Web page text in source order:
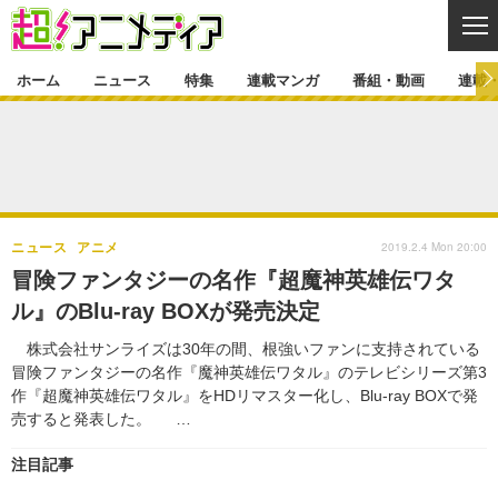
ゲーム・アプリ マンガ
グッズ
声優 コスプレ
舞台 新帝スタ
特集一覧 カバー
ラキりす
連載マンガ
連載一覧
番組・動画
番組・動画一覧
動画
連載・ブログ
連載・ブログ一覧 コラム
編集部ブログ・お知らせ
ホーム ニュース 特集 連載マンガ 番組・動画 連載
冒険ファンタジーの名作『超魔神英雄伝ワタ
ル』のBlu-ray BOXが発売決定
株式会社サンライズは30年の間、根強いファンに支持されている
冒険ファンタジーの名作『魔神英雄伝ワタル』のテレビシリーズ第3
作『超魔神英雄伝ワタル』をHDリマスター化し、Blu-ray BOXで発
売すると発表した。 …
ニュース アニメ
注目記事
2019.2.4 Mon 20:00